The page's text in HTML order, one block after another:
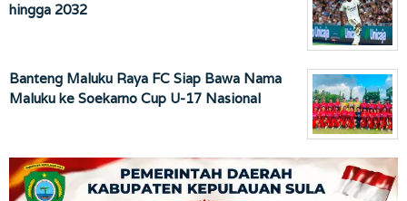
hingga 2032
Banteng Maluku Raya FC Siap Bawa Nama
Maluku ke Soekarno Cup U-17 Nasional